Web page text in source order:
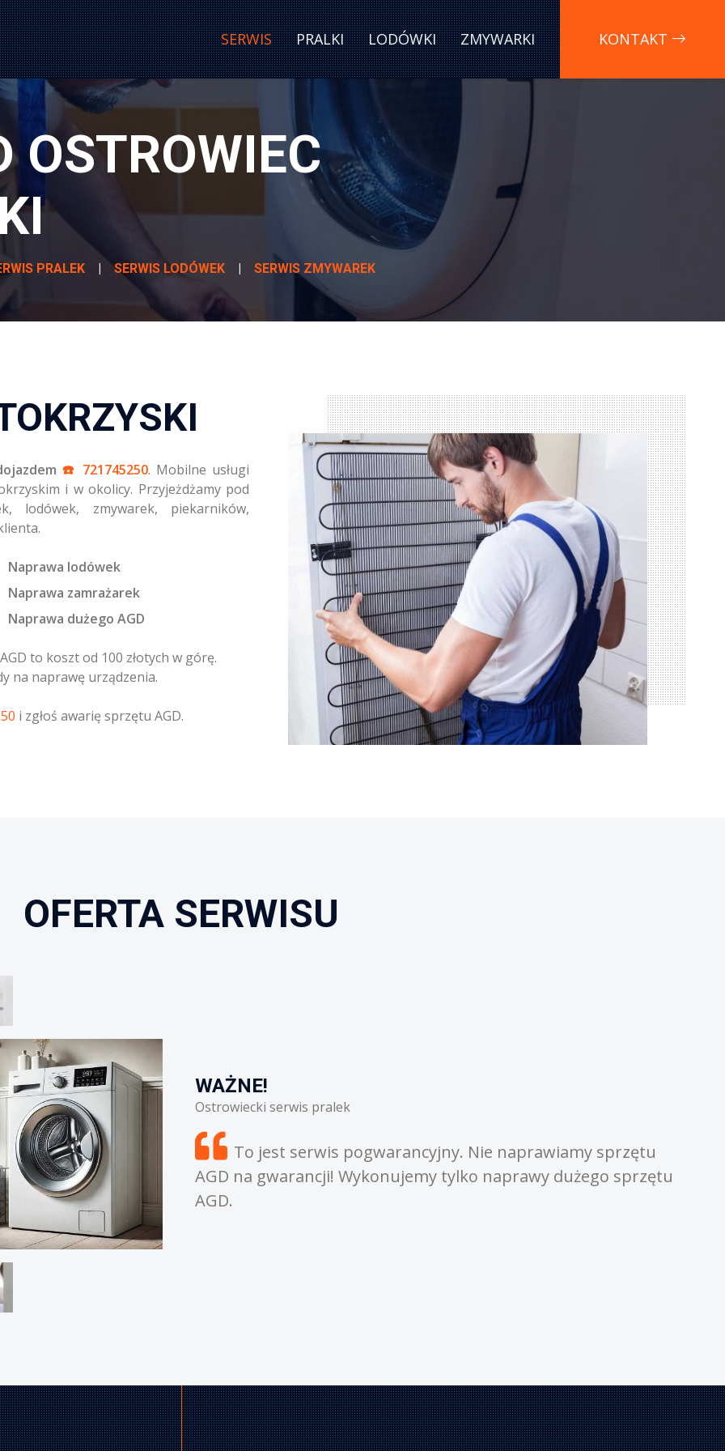
SERWIS PRALKI LODÓWKI ZMYWARKI KONTAKT
OSTROWIEC
PRALEK | SERWIS LODÓWEK | SERWIS ZMYWAREK
☎️ 721745250. Mobilne usługi
i w okolicy. Przyjeżdżamy pod
lodówek, zmywarek, piekarników,
Naprawa lodówek
Naprawa zamrażarek
Naprawa dużego AGD
to koszt od 100 złotych w górę.
na naprawę urządzenia.
i zgłoś awarię sprzętu AGD.
OFERTA SERWISU
serwis pralek
To jest serwis pogwarancyjny. Nie naprawiamy sprzętu
na gwarancji! Wykonujemy tylko naprawy dużego sprzętu